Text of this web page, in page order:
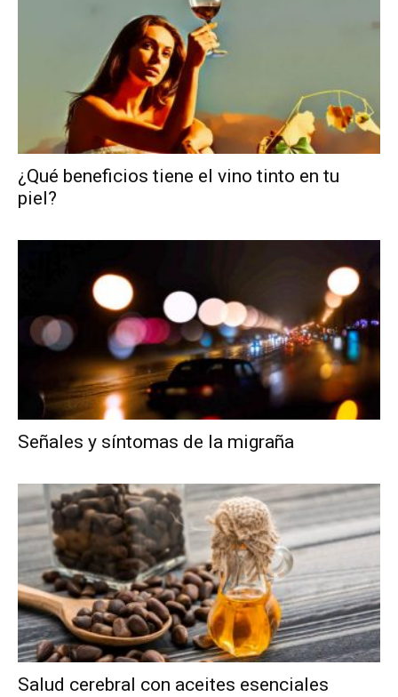
¿Qué beneficios tiene el vino tinto en tu
piel?
Señales y síntomas de la migraña
Salud cerebral con aceites esenciales